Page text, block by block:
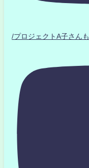
/プロジェクトA子さん